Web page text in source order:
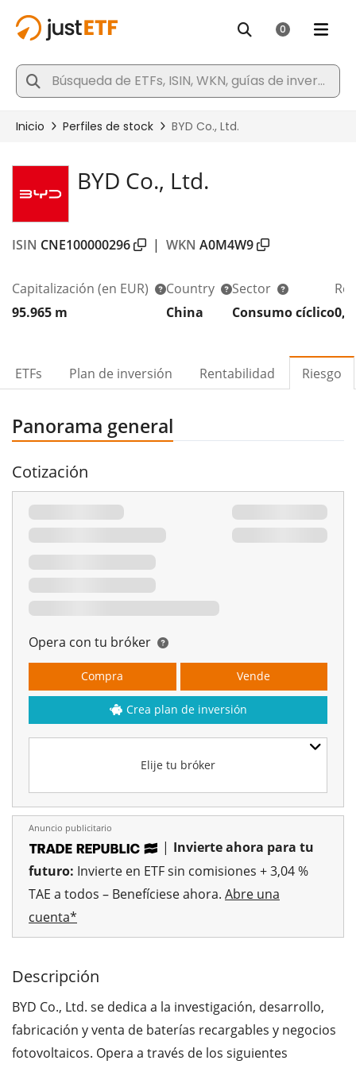
BYD Co., Ltd.
ISIN CNE100000296 | WKN A0M4W9
Capitalización (en EUR)
95.965 m
Country
China
Sector
Consumo cíclico
ETFs Plan de inversión Rentabilidad Riesgo
Panorama general
Cotización
Opera con tu bróker
Elije tu bróker
Compra Vende
Crea plan de inversión
Anuncio publicitario
| Invierte ahora para tu
futuro: Invierte en ETF sin comisiones + 3,04 %
TAE a todos – Benefíciese ahora. Abre una
cuenta*
Descripción
BYD Co., Ltd. se dedica a la investigación, desarrollo,
fabricación y venta de baterías recargables y negocios
fotovoltaicos. Opera a través de los siguientes